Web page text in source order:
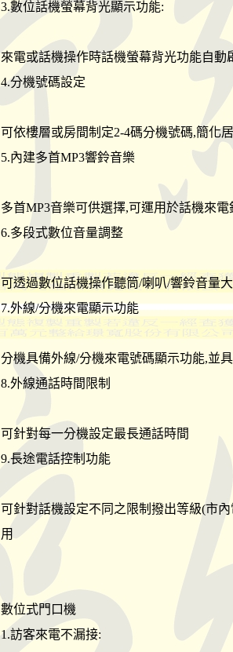
3.數位話機螢幕背光顯示功能:
來電或話機操作時話機螢幕背光功能自
4.分機號碼設定
可依樓層或房間制定2-4碼分機號碼,簡化
5.內建多首MP3響鈴音樂
多首MP3音樂可供選擇,可運用於話機來
6.多段式數位音量調整
可透過數位話機操作聽筒/喇叭/響鈴音量
7.外線/分機來電顯示功能
分機具備外線/分機來電號碼顯示功能,並
8.外線通話時間限制
可針對每一分機設定最長通話時間
9.長途電話控制功能
可針對話機設定不同之限制撥出等級(市
用
數位式門口機
1.訪客來電不漏接: